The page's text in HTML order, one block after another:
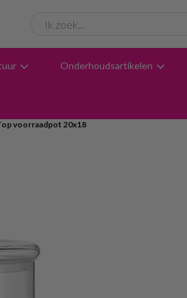
Onderhoudsartikelen
voorraadpot 20x18